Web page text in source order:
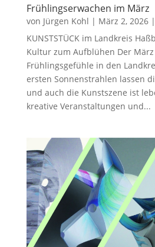
Frühlingserwachen im März
von Jürgen Kohl | März 2, 2026|
KUNSTSTÜCK im Landkreis
Kultur zum Aufblühen Der
Frühlingsgefühle in den
ersten Sonnenstrahlen lassen
und auch die Kunstszene ist
kreative Veranstaltungen und...